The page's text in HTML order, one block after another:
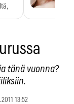
tänä vuonna?
13:52